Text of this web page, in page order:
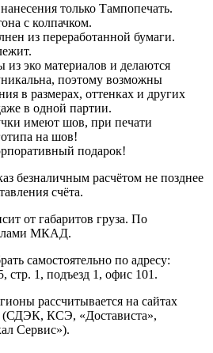
только Тампопечать.
с колпачком.
из переработанной бумаги.
эко материалов и делаются
поэтому возможны
в размерах, оттенках и других
в одной партии.
имеют шов, при печати
на шов!
подарок!
безналичным расчётом не позднее
счёта.
от габаритов груза. По
МКАД.
самостоятельно по адресу:
стр. 1, подъезд 1, офис 101.
рассчитывается на сайтах
(СДЭК, КСЭ, «Достависта»,
Сервис»).